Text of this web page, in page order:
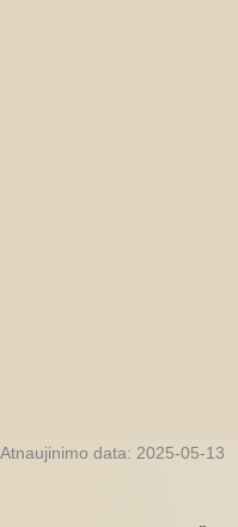
Atnaujinimo data: 2025-05-13